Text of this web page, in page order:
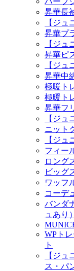
昇華長
【ジ
昇華プ
【ジ
昇華ピ
【ジュ
昇華中
極暖ト
極暖ト
昇華フ
【ジ
ニット
【ジ
フィー
ロング
ビッグ
ワッフ
コーデ
バンダ
ュあり）
WPト
ト
【ジ
ス・パ